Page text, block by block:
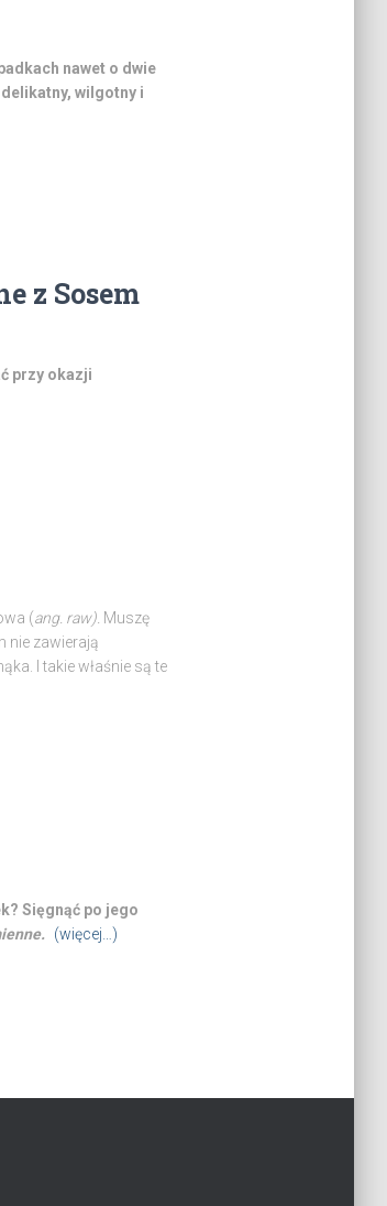
nawet o dwie
wilgotny i
z Sosem
przy okazji
(ang. raw). Muszę
nie zawierają
I takie właśnie są te
Sięgnąć po jego
(więcej…)